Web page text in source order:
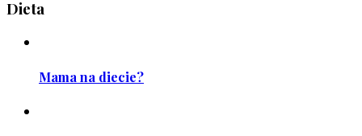
Dieta
Mama na diecie?